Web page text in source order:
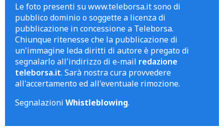
Le foto presenti su www.teleborsa.it sono di
pubblico dominio o soggette a licenza di
pubblicazione in concessione a Teleborsa.
Chiunque ritenesse che la pubblicazione di
un'immagine leda diritti di autore è pregato di
segnalarlo all'indirizzo di e-mail redazione
teleborsa.it. Sarà nostra cura provvedere
all'accertamento ed all'eventuale rimozione.
Segnalazioni Whistleblowing.